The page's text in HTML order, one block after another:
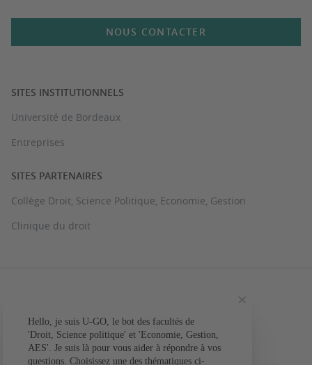
NOUS CONTACTER
SITES INSTITUTIONNELS
Université de Bordeaux
Entreprises
SITES PARTENAIRES
Collège Droit, Science Politique, Economie, Gestion
Clinique du droit
MENTIONS LÉGALES
ACCESSIBILITÉ : NON CONFORME
Hello, je suis U-GO, le bot des facultés de
'Droit, Science politique' et 'Economie, Gestion,
AES'. Je suis là pour vous aider à répondre à vos
questions. Choisissez une des thématiques ci-